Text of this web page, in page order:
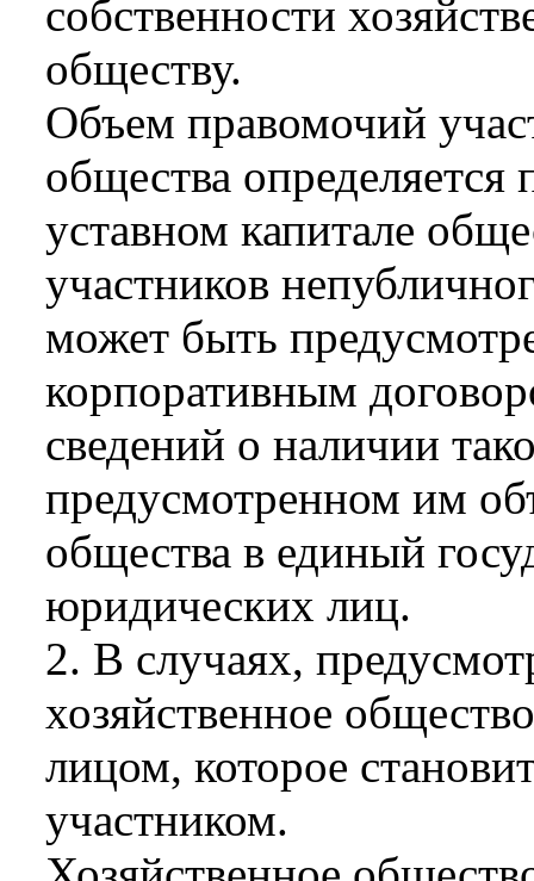
собственности
обществу.
Объем правомочий
общества
уставном капитале
участников
может быть
корпоративным
сведений о наличии
предусмотренном им
общества в единый
юридических лиц.
2. В случаях,
хозяйственное
лицом, которое
участником.